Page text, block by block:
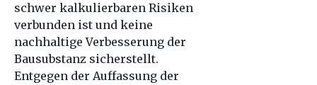
schwer kalkulierbaren Risiken
verbunden ist und keine
nachhaltige Verbesserung der
Bausubstanz sicherstellt.
Entgegen der Auffassung der